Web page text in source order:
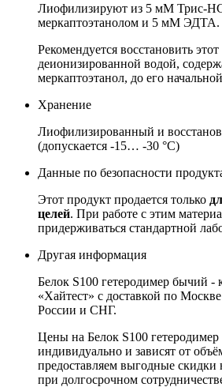
Лиофилизируют из 5 мМ Трис-
меркаптоэтанолом и 5 мМ ЭДТА.
Рекомендуется восстановить
деионизированной водой,
меркаптоэтанол, до его
Хранение
Лиофилизированный и
(допускается -15… -30 °C)
Данные по безопасности
Этот продукт продается только
целей. При работе с этим
придерживаться стандартной
Другая информация
Белок S100 гетеродимер бычий -
«Хайтест» с доставкой по
России и СНГ.
Цены на Белок S100
индивидуально и зависят от
предоставляем выгодные
при долгосрочном